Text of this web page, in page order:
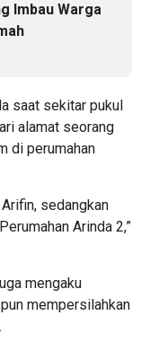
Imbau Warga
saat sekitar pukul
alamat seorang
di perumahan
sedangkan
Arinda 2,”
mengaku
mempersilahkan